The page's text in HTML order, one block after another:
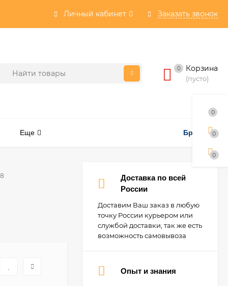
Личный кабинет Заказать звонок
0 Корзина
(пусто)
Бренды
Еще
Доставка по всей
России
Доставим Ваш заказ в любую
точку России курьером или
службой доставки, так же есть
возможность самовывоза
Опыт и знания
0
0
0